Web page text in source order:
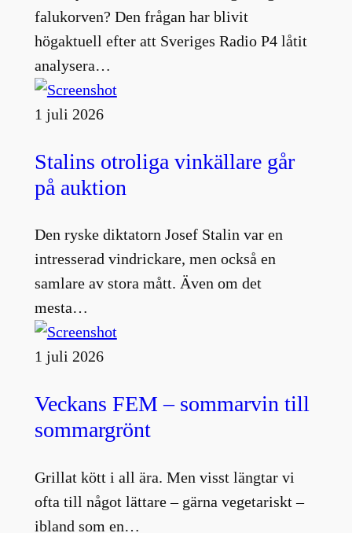
falukorven? Den frågan har blivit
högaktuell efter att Sveriges Radio P4 låtit
analysera…
1 juli 2026
Stalins otroliga vinkällare går
på auktion
Den ryske diktatorn Josef Stalin var en
intresserad vindrickare, men också en
samlare av stora mått. Även om det
mesta…
1 juli 2026
Veckans FEM – sommarvin till
sommargrönt
Grillat kött i all ära. Men visst längtar vi
ofta till något lättare – gärna vegetariskt –
ibland som en…